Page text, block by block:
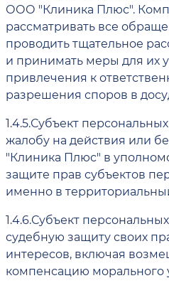
ООО "Клиника Плюс".
рассматривать все
проводить тщательное
и принимать меры для их
привлечения к
разрешения споров в
1.4.5.Субъект
жалобу на действия или
"Клиника Плюс" в
защите прав субъектов
именно в
1.4.6.Субъект
судебную защиту своих
интересов, включая
компенсацию морального